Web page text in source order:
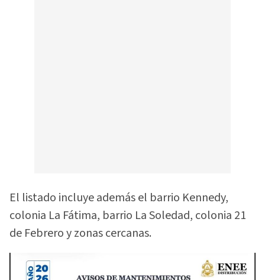
El listado incluye además el barrio Kennedy,
colonia La Fátima, barrio La Soledad, colonia 21
de Febrero y zonas cercanas.